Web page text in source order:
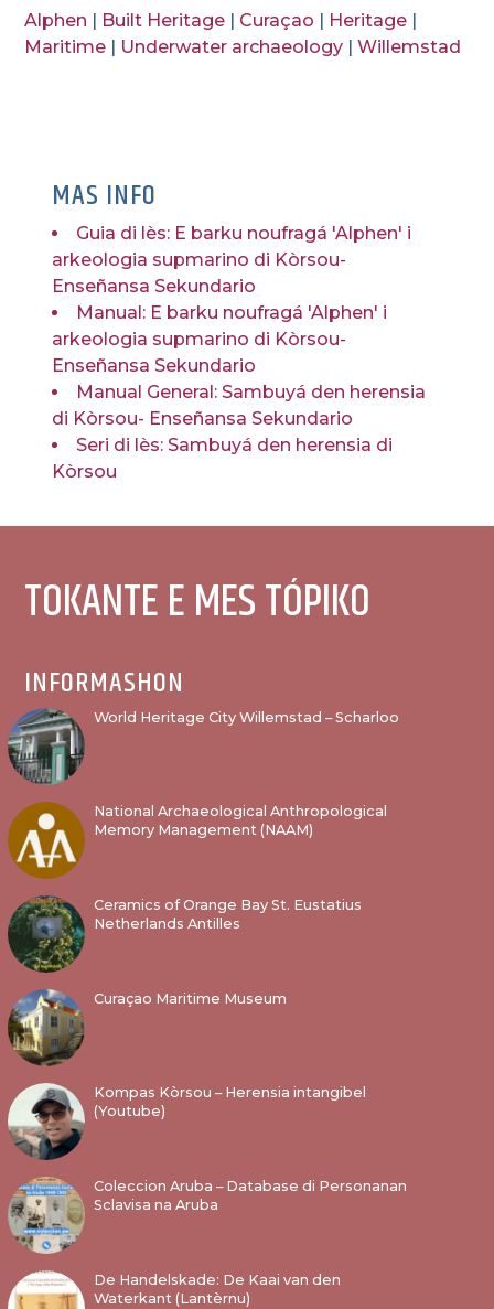
Alphen Built Heritage Curaçao Heritage
Maritime
Underwater archaeology |Willemstad
MAS INFO
Guia di lès: E barku noufragá 'Alphen' i
arkeologia supmarino di Kòrsou-
Enseñansa Sekundario
Manual: E barku noufragá 'Alphen' i
arkeologia supmarino di Kòrsou-
Enseñansa Sekundario
Manual General: Sambuyá den herensia
di Kòrsou- Enseñansa Sekundario
Seri di lès: Sambuyá den herensia di
Kòrsou
TOKANTE E MES TÓPIKO
INFORMASHON
World Heritage City Willemstad – Scharloo
National Archaeological Anthropological
Memory Management (NAAM)
Ceramics of Orange Bay St. Eustatius
Netherlands Antilles
Curaçao Maritime Museum
Kompas Kòrsou – Herensia intangibel
(Youtube)
Coleccion Aruba – Database di Personanan
Sclavisa na Aruba
De Handelskade: De Kaai van den
Waterkant (Lantèrnu)